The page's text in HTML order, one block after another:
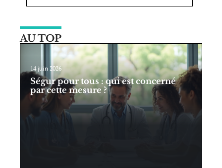
AU TOP
14 juin 2026
Ségur pour tous : qui est concerné
par cette mesure ?